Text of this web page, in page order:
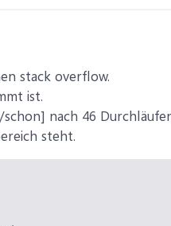
stack overflow.
ist.
nach 46
steht.